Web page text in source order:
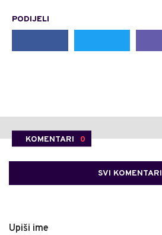
PODIJELI
KOMENTARI 0
SVI KOMENTARI
Upiši ime